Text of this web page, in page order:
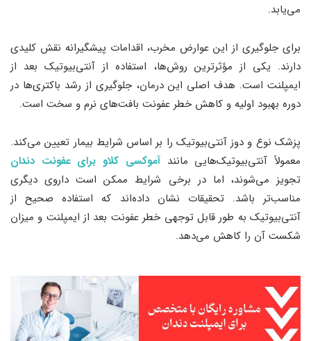
می‌یابد.
برای جلوگیری از این عوارض مخرب، اقدامات پیشگیرانه نقش کلیدی
دارند. یکی از مؤثرترین روش‌ها، استفاده از آنتی‌بیوتیک بعد از
ایمپلنت است. هدف اصلی این درمان، جلوگیری از رشد باکتری‌ها در
دوره بهبود اولیه و کاهش خطر عفونت بافت‌های نرم و سخت است.
پزشک نوع و دوز آنتی‌بیوتیک را بر اساس شرایط بیمار تعیین می‌کند.
معمولاً آنتی‌بیوتیک‌هایی مانندآموکسی کلاو برای عفونت دندان
تجویز می‌شوند، اما در برخی شرایط ممکن است داروی دیگری
مناسب‌تر باشد. تحقیقات نشان داده‌اند که استفاده صحیح از
آنتی‌بیوتیک به طور قابل توجهی خطر عفونت بعد از ایمپلنت و میزان
شکست آن را کاهش می‌دهد.